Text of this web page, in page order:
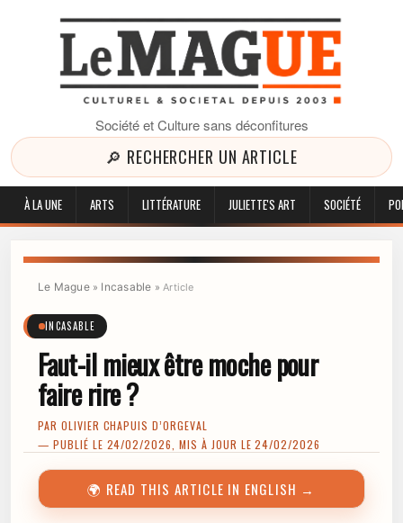
Société et Culture sans déconfitures
🔎 RECHERCHER UN ARTICLE
À LA UNE ARTS LITTÉRATURE JULIETTE'S ART SOCIÉTÉ
Le Mague» Incasable »Article
INCASABLE
Faut-il mieux être moche pour
faire rire ?
PAR OLIVIER CHAPUIS D’ORGEVAL
— PUBLIÉ LE 24/02/2026, MIS À JOUR LE 24/02/2026
🌍 READ THIS ARTICLE IN ENGLISH →